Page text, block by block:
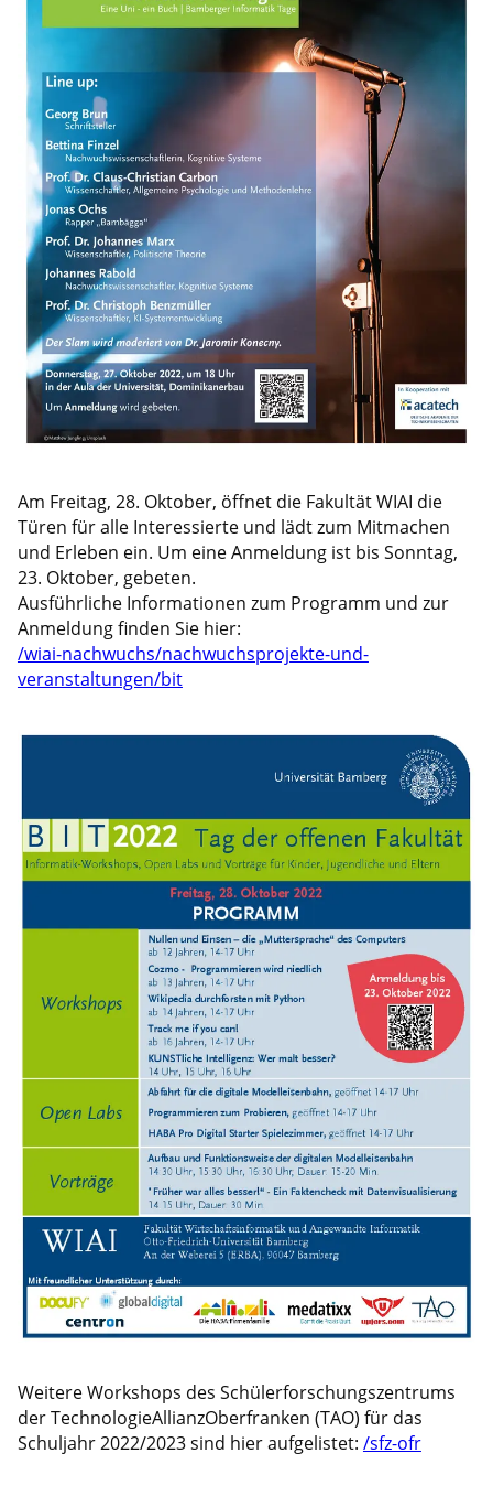
Am Freitag, 28. Oktober, öffnet die Fakultät WIAI die
Türen für alle Interessierte und lädt zum Mitmachen
und Erleben ein. Um eine Anmeldung ist bis Sonntag,
23. Oktober, gebeten.
Ausführliche Informationen zum Programm und zur
Anmeldung finden Sie hier:
/wiai-nachwuchs/nachwuchsprojekte-und-
veranstaltungen/bit
Weitere Workshops des Schülerforschungszentrums
der TechnologieAllianzOberfranken (TAO) für das
Schuljahr 2022/2023 sind hier aufgelistet: /sfz-ofr